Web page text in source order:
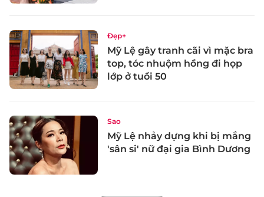
Đẹp+
Mỹ Lệ gây tranh cãi vì mặc bra
top, tóc nhuộm hồng đi họp
lớp ở tuổi 50
Sao
Mỹ Lệ nhảy dựng khi bị mắng
'sân si' nữ đại gia Bình Dương